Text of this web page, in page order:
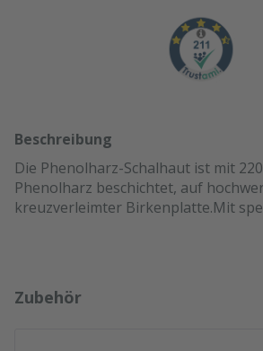
Beschreibung
Die Phenolharz-Schalhaut ist mit
Phenolharz beschichtet, auf
kreuzverleimter Birkenplatte.Mit
Produktgalerie überspringen
Zubehör